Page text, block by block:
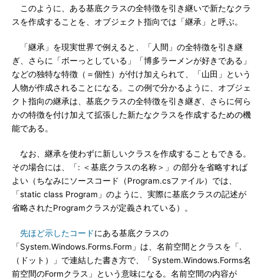
このように、ある基底クラスの全特徴を引き継いで新たなクラ
スを作成することを、オブジェクト指向では「継承」と呼ぶ。
「継承」を現実世界で例えると、「人間」の全特徴を引き継
ぎ、さらに「ボーっとしている」「博多ラーメンが好きである」
などの独特な特徴（＝個性）が付け加えられて、「山田」という
人物が作成されることになる。この例で分かるように、オブジェ
クト指向の継承は、基底クラスの全特徴を引き継ぎ、さらに何ら
かの特徴を付け加えて拡張した新たなクラスを作成するための機
能である。
なお、継承を使わずに新しいクラスを作成することもできる。
その場合には、「: ＜基底クラスの名称＞」の部分を省略すれば
よい（ちなみにソースコード（Program.csファイル）では、
「static class Program」のように、実際に基底クラスの記述が
省略されたProgramクラスが定義されている）。
先ほど示したコードにある基底クラスの
「System.Windows.Forms.Form」は、名前空間とクラスを「.
（ドット）」で連結した書き方で、「System.Windows.Forms名
前空間のFormクラス」という意味になる。名前空間の内容が